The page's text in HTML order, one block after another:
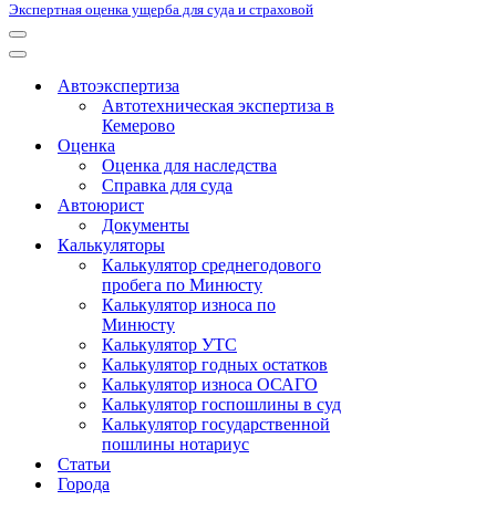
Экспертная оценка ущерба для суда и страховой
Меню
навигации
Меню
навигацииАвтоэкспертиза
Автотехническая экспертиза в
Кемерово
Оценка
Оценка для наследства
Справка для суда
Автоюрист
Документы
Калькуляторы
Калькулятор среднегодового
пробега по Минюсту
Калькулятор износа по
Минюсту
Калькулятор УТС
Калькулятор годных остатков
Калькулятор износа ОСАГО
Калькулятор госпошлины в суд
Калькулятор государственной
пошлины нотариус
Статьи
Города